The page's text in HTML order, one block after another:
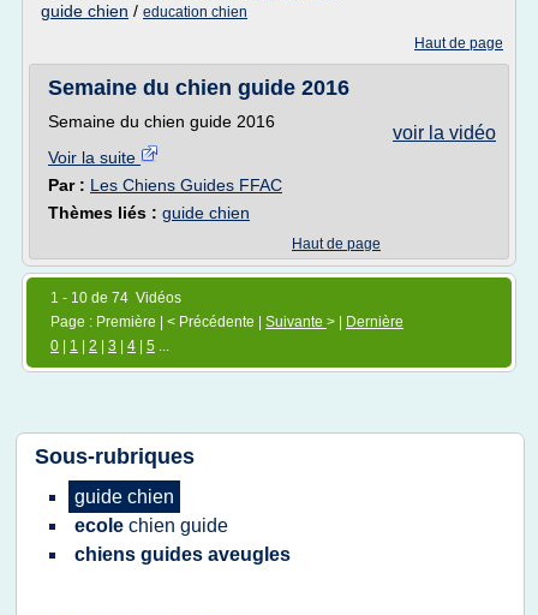
guide chien / education chien
Haut de page
Semaine du chien guide 2016
voir la vidéo
Semaine du chien guide 2016
Voir la suite
Par : Les Chiens Guides FFAC
Thèmes liés : guide chien
Haut de page
1 - 10 de 74 Vidéos
Page : Première | < Précédente | Suivante > |
Dernière
0
1 2 3 4 5 ...
Sous-rubriques
guide chien
ecole chien guide
chiens guides aveugles